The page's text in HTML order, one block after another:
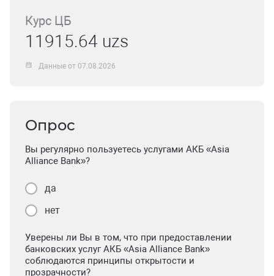
Курс ЦБ
11915.64 uzs
Данные от 07.08.2026
Опрос
Вы регулярно пользуетесь услугами АКБ «Asia
Alliance Bank»?
да
нет
Уверены ли Вы в том, что при предоставлении
банковских услуг АКБ «Asia Alliance Bank»
соблюдаются принципы открытости и
прозрачности?